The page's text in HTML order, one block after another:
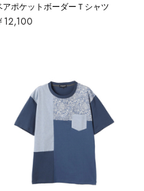
アポケットボーダーＴシャツ
12,100